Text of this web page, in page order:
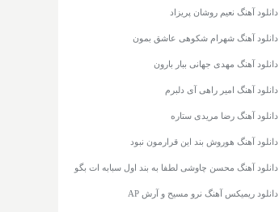
دانلود آهنگ نعیم روشان پریزاد
دانلود آهنگ شهرام شکوهی عاشق بمون
دانلود آهنگ مهدی جهانی ببار بارون
دانلود آهنگ امیر راهی آی دلبرم
دانلود آهنگ رضا مریدی ستاره
دانلود آهنگ هوروش بند این قرارمون نبود
دانلود آهنگ محسن چاوشی لطفا به بند اول سبابه ات بگو
دانلود ریمیکس آهنگ نرو مسیح و آرش AP